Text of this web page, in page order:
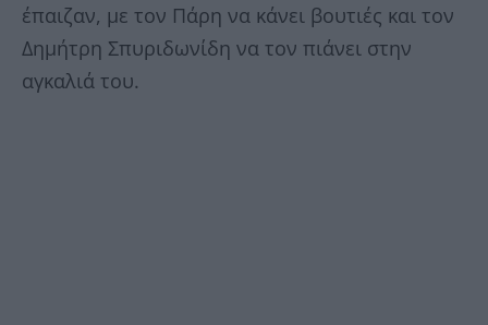
έπαιζαν, με τον Πάρη να κάνει βουτιές και τον
Δημήτρη Σπυριδωνίδη να τον πιάνει στην
αγκαλιά του.